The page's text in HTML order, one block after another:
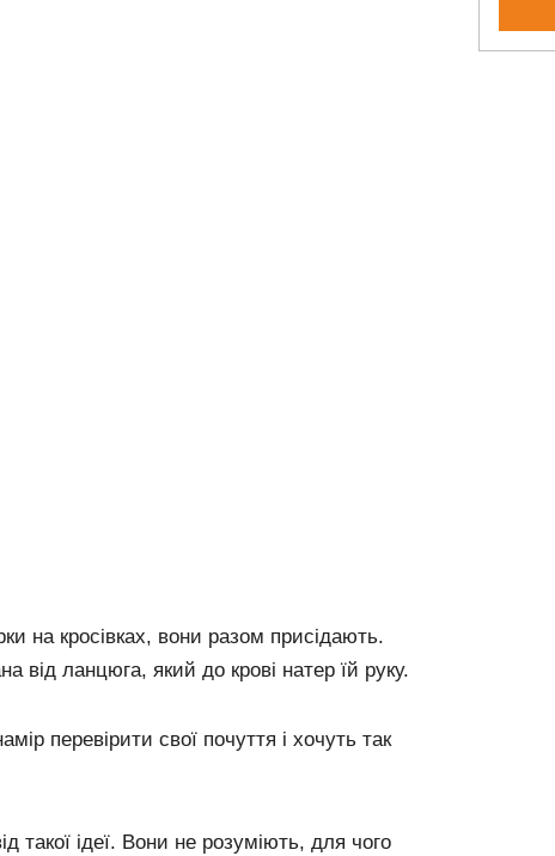
на кросівках, вони разом присідають.
від ланцюга, який до крові натер їй руку.
перевірити свої почуття і хочуть так
такої ідеї. Вони не розуміють, для чого